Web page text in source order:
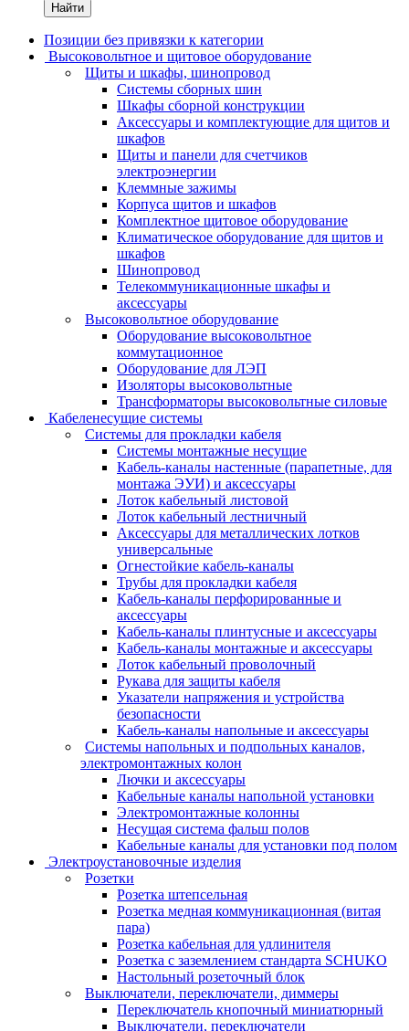
Найти
Позиции без привязки к категории
Высоковольтное и щитовое оборудование
Щиты и шкафы, шинопровод
Системы сборных шин
Шкафы сборной конструкции
Аксессуары и комплектующие для щитов и
шкафов
Щиты и панели для счетчиков
электроэнергии
Клеммные зажимы
Корпуса щитов и шкафов
Комплектное щитовое оборудование
Климатическое оборудование для щитов и
шкафов
Шинопровод
Телекоммуникационные шкафы и
аксессуары
Высоковольтное оборудование
Оборудование высоковольтное
коммутационное
Оборудование для ЛЭП
Изоляторы высоковольтные
Трансформаторы высоковольтные силовые
Кабеленесущие системы
Системы для прокладки кабеля
Системы монтажные несущие
Кабель-каналы настенные (парапетные, для
монтажа ЭУИ) и аксессуары
Лоток кабельный листовой
Лоток кабельный лестничный
Аксессуары для металлических лотков
универсальные
Огнестойкие кабель-каналы
Трубы для прокладки кабеля
Кабель-каналы перфорированные и
аксессуары
Кабель-каналы плинтусные и аксессуары
Кабель-каналы монтажные и аксессуары
Лоток кабельный проволочный
Рукава для защиты кабеля
Указатели напряжения и устройства
безопасности
Кабель-каналы напольные и аксессуары
Системы напольных и подпольных каналов,
электромонтажных колон
Лючки и аксессуары
Кабельные каналы напольной установки
Электромонтажные колонны
Несущая система фальш полов
Кабельные каналы для установки под полом
Электроустановочные изделия
Розетки
Розетка штепсельная
Розетка медная коммуникационная (витая
пара)
Розетка кабельная для удлинителя
Розетка с заземлением стандарта SCHUKO
Настольный розеточный блок
Выключатели, переключатели, диммеры
Переключатель кнопочный миниатюрный
Выключатели, переключатели